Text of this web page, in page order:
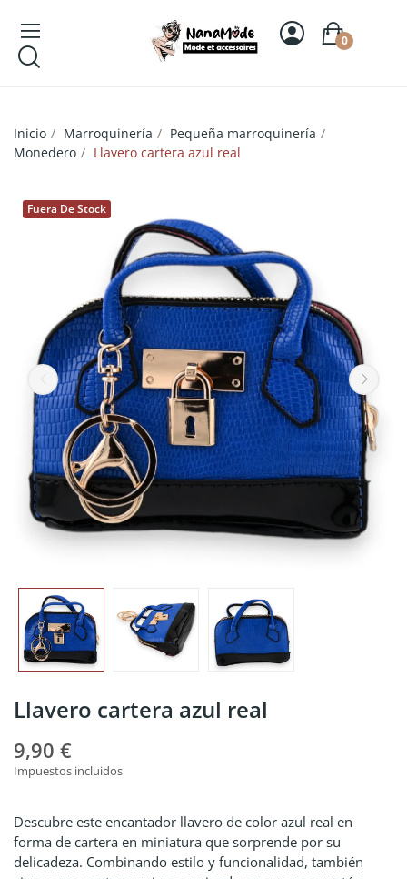
0
Inicio Marroquinería
Pequeña marroquinería
Monedero
Llavero cartera azul real
Fuera De Stock
Llavero cartera azul real
9,90 €
Impuestos incluidos
Descubre este encantador llavero de color azul real en
forma de cartera en miniatura que sorprende por su
delicadeza. Combinando estilo y funcionalidad, también